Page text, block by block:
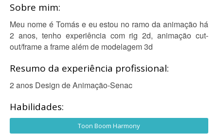
Sobre mim:
Meu nome é Tomás e eu estou no ramo da animação há
2 anos, tenho experiência com rig 2d, animação cut-
out/frame a frame além de modelagem 3d
Resumo da experiência profissional:
2 anos Design de Animação-Senac
Habilidades:
Toon Boom Harmony